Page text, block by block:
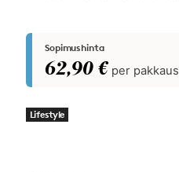
Sopimushinta
62,90 € per pakkaus
Lifestyle